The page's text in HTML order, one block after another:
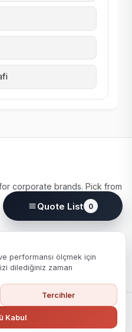
corporate brands. Pick from
Notice
Quote List 0
performansı ölçmek için
dilediğiniz zaman
Tercihler
Kabul